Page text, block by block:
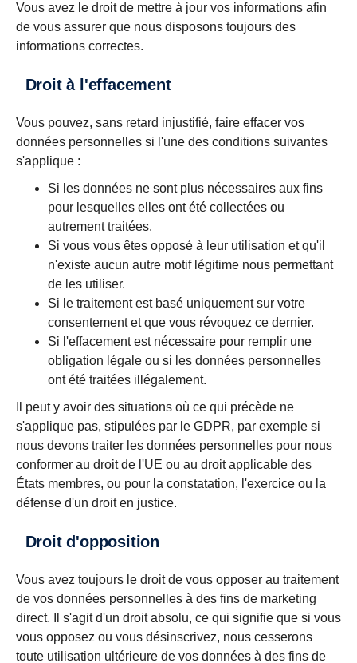
Vous avez le droit de mettre à jour vos informations afin
de vous assurer que nous disposons toujours des
informations correctes.
Droit à l'effacement
Vous pouvez, sans retard injustifié, faire effacer vos
données personnelles si l'une des conditions suivantes
s'applique :
Si les données ne sont plus nécessaires aux fins
pour lesquelles elles ont été collectées ou
autrement traitées.
Si vous vous êtes opposé à leur utilisation et qu'il
n'existe aucun autre motif légitime nous permettant
de les utiliser.
Si le traitement est basé uniquement sur votre
consentement et que vous révoquez ce dernier.
Si l'effacement est nécessaire pour remplir une
obligation légale ou si les données personnelles
ont été traitées illégalement.
Il peut y avoir des situations où ce qui précède ne
s'applique pas, stipulées par le GDPR, par exemple si
nous devons traiter les données personnelles pour nous
conformer au droit de l'UE ou au droit applicable des
États membres, ou pour la constatation, l'exercice ou la
défense d'un droit en justice.
Droit d'opposition
Vous avez toujours le droit de vous opposer au traitement
de vos données personnelles à des fins de marketing
direct. Il s'agit d'un droit absolu, ce qui signifie que si vous
vous opposez ou vous désinscrivez, nous cesserons
toute utilisation ultérieure de vos données à des fins de